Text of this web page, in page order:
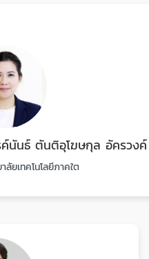
นันธ์ ตันติอุโฆษกุล อัครวงค์
ยเทคโนโลยีภาคใต